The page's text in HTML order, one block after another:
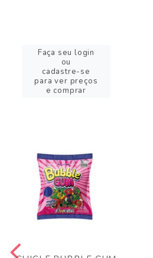
Faça seu login
ou
cadastre-se
para ver preços
e comprar